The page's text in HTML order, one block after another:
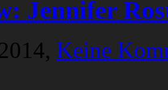
Jennifer
Keine